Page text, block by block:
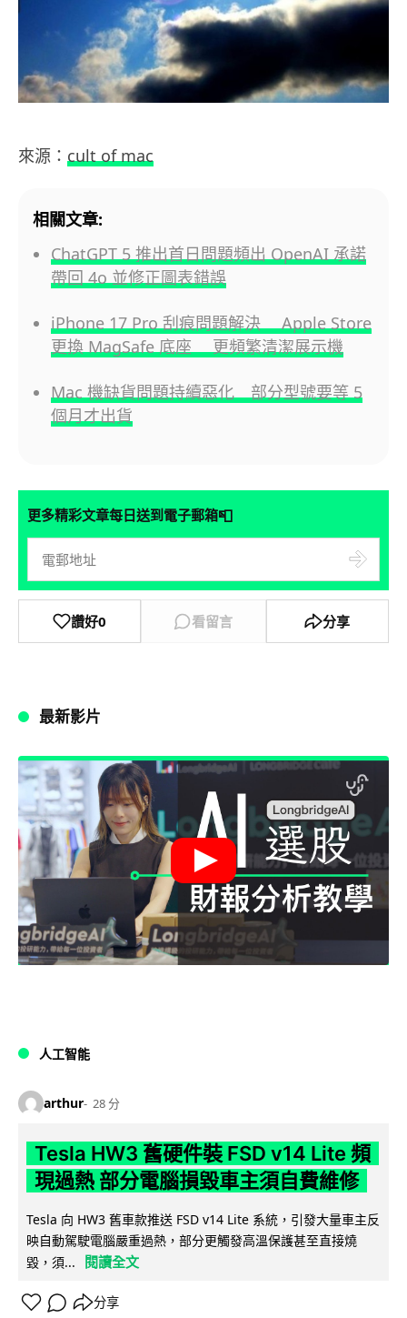
來源： cult of mac
相關文章:
ChatGPT 5 推出首日問題頻出 OpenAI 承諾
帶回 4o 並修正圖表錯誤
iPhone 17 Pro 刮痕問題解決 Apple Store
更換 MagSafe 底座 更頻繁清潔展示機
Mac 機缺貨問題持續惡化 部分型號要等 5
個月才出貨
更多精彩文章每日送到電子郵箱📮
讚好0 看留言 分享
最新影片
人工智能
arthur 28 分
Tesla HW3 舊硬件裝 FSD v14 Lite 頻
現過熱 部分電腦損毀車主須自費維修
Tesla 向 HW3 舊車款推送 FSD v14 Lite 系統，引發大量車主反
映自動駕駛電腦嚴重過熱，部分更觸發高溫保護甚至直接燒
毀，須...
閱讀全文
分享